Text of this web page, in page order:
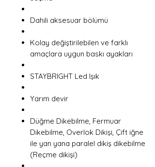
Dahili aksesuar bölümü
Kolay değiştirilebilen ve farklı
amaçlara uygun baskı ayakları
STAYBRIGHT Led Işık
Yarım devir
Düğme Dikebilme, Fermuar
Dikebilme, Overlok Dikişi, Çift iğne
ile yan yana paralel dikiş dikebilme
(Reçme dikişi)